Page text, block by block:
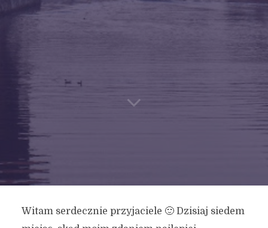
Witam serdecznie przyjaciele 🙂 Dzisiaj siedem